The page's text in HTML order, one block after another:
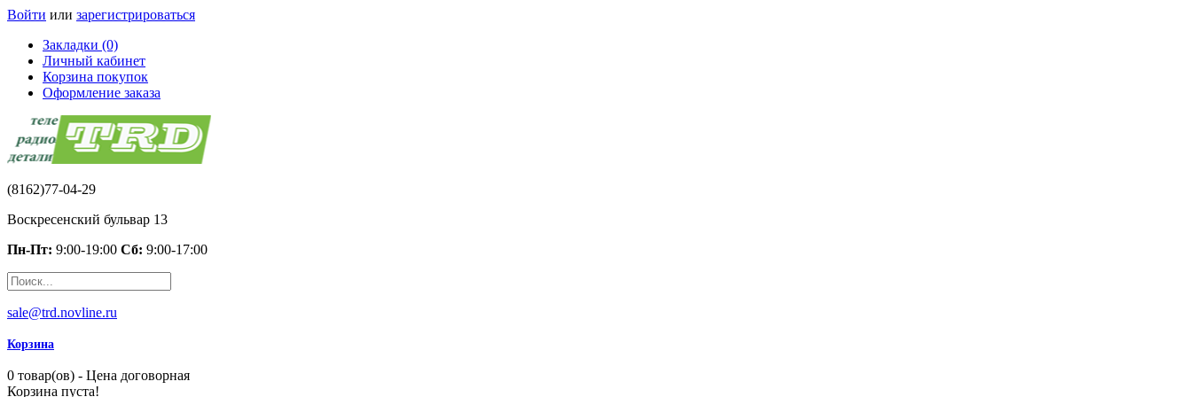
Войти или зарегистрироваться
Закладки (0)
Личный кабинет
Корзина покупок
Оформление заказа
(8162)77-04-29
Воскресенский бульвар 13
Пн-Пт: 9:00-19:00 Сб: 9:00-17:00
sale@trd.novline.ru
Корзина
0 товар(ов) - Цена договорная
Корзина пуста!